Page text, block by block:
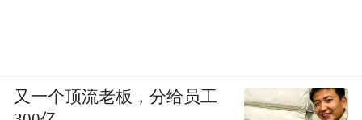
又一个顶流老板，分给员工